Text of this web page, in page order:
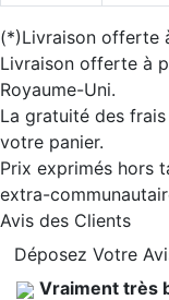
(*)Livraison offerte
Livraison offerte à
Royaume-Uni.
La gratuité des
votre panier.
Prix exprimés hors
extra-
Avis des Clients
Déposez Votre
Vraiment très